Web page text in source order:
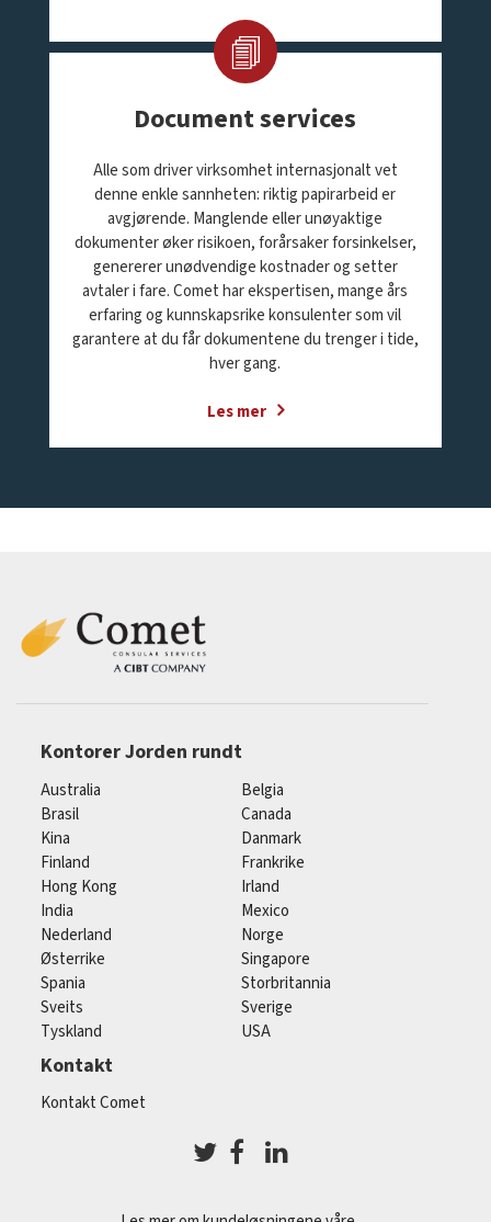
Document services
Alle som driver virksomhet internasjonalt vet
denne enkle sannheten: riktig papirarbeid er
avgjørende. Manglende eller unøyaktige
dokumenter øker risikoen, forårsaker forsinkelser,
genererer unødvendige kostnader og setter
avtaler i fare. Comet har ekspertisen, mange års
erfaring og kunnskapsrike konsulenter som vil
garantere at du får dokumentene du trenger i tide,
hver gang.
Les mer
Kontorer Jorden rundt
Australia
Belgia
Brasil
Canada
Kina
Danmark
Finland
Frankrike
Hong Kong
Irland
India
Mexico
Nederland
Norge
Østerrike
Singapore
Spania
Storbritannia
Sveits
Sverige
Tyskland
USA
Kontakt
Kontakt Comet